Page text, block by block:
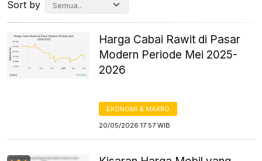
Sort by
Harga Cabai Rawit di Pasar
Modern Periode Mei 2025-
2026
EKONOMI & MAKRO
20/05/2026 17:57 WIB